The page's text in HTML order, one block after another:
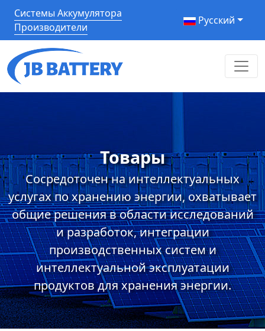
Системы Аккумулятора
Производители
Pусский
Товары
Сосредоточен на интеллектуальных
услугах по хранению энергии, охватывает
общие решения в области исследований
и разработок, интеграции
производственных систем и
интеллектуальной эксплуатации
продуктов для хранения энергии.